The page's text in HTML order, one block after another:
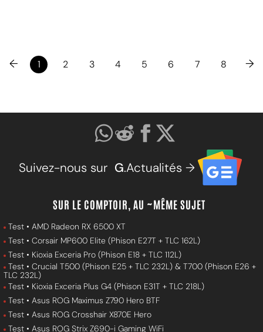
← 1 2 3 4 5 6 7 8 →
Suivez-nous sur G.Actualités →
SUR LE COMPTOIR, AU ~MÊME SUJET
Test • AMD Radeon RX 6500 XT
Test • Corsair MP600 Elite (Phison E27T + TLC 162L)
Test • Kioxia Exceria Pro (Phison E18 + TLC 112L)
Test • Crucial T500 (Phison E25 + TLC 232L) & T700 (Phison E26 +
TLC 232L)
Test • Kioxia Exceria Plus G4 (Phison E31T + TLC 218L)
Test • Asus ROG Maximus Z790 Hero BTF
Test • Asus ROG Crosshair X870E Hero
Test • Asus ROG Strix Z690-i Gaming WiFi